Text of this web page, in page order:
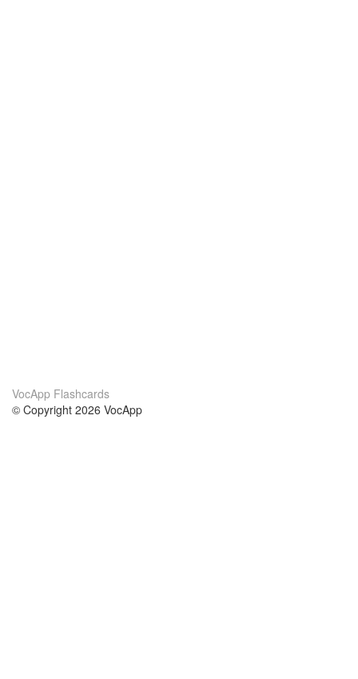
VocApp Flashcards
© Copyright 2026 VocApp